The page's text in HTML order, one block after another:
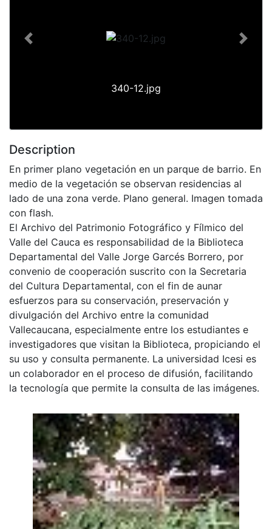
340-12.jpg
Previous Next
Description
En primer plano vegetación en un parque de barrio. En
medio de la vegetación se observan residencias al
lado de una zona verde. Plano general. Imagen tomada
con flash.
El Archivo del Patrimonio Fotográfico y Fílmico del
Valle del Cauca es responsabilidad de la Biblioteca
Departamental del Valle Jorge Garcés Borrero, por
convenio de cooperación suscrito con la Secretaria
del Cultura Departamental, con el fin de aunar
esfuerzos para su conservación, preservación y
divulgación del Archivo entre la comunidad
Vallecaucana, especialmente entre los estudiantes e
investigadores que visitan la Biblioteca, propiciando el
su uso y consulta permanente. La universidad Icesi es
un colaborador en el proceso de difusión, facilitando
la tecnología que permite la consulta de las imágenes.